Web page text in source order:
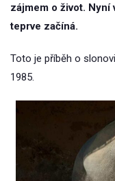
zájmem o život. Nyní
teprve začíná.
Toto je příběh o
1985.